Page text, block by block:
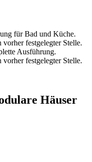
für Bad und Küche.
festgelegter Stelle.
Ausführung.
festgelegter Stelle.
Häuser